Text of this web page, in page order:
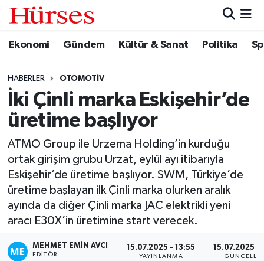
Ekonomi Gündem Kültür & Sanat Politika
HABERLER OTOMOTIV
İki Çinli marka Eskişehir’de
üretime başlıyor
ATMO Group ile Urzema Holding’in kurduğu
ortak girişim grubu Urzat, eylül ayı itibarıyla
Eskişehir’de üretime başlıyor. SWM, Türkiye’de
üretime başlayan ilk Çinli marka olurken aralık
ayında da diğer Çinli marka JAC elektrikli yeni
aracı E30X’in üretimine start verecek.
MEHMET EMIN AVCI
EDITÖR
15.07.2025 - 13:55
YAYINLANMA
15.07.2025 -
Ekonomi
Gündem
Kültür & Sanat
Spor
Turizm
Hava Durumu
Trafik Durumu
Süper Lig Puan Durumu ve Fikstür
Son Dakika Haberleri
Haber Arşivi